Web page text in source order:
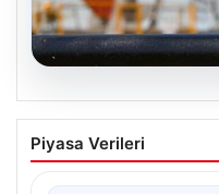
05.08.2026
Petrol fiyatları
düştü mü, ne
Piyasa Verileri